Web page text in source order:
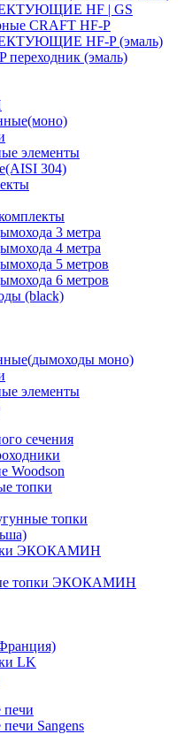
HF | GS
CRAFT HF-P
HF-P (эмаль)
переходник (эмаль)
элементы
304)
3 метра
4 метра
5 метров
6 метров
(black)
моно)
элементы
сечения
Woodson
топки
топки
ЭКОКАМИН
топки ЭКОКАМИН
LK
печи
Sangens